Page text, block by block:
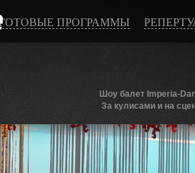
ПРОГРАММЫ
Шоу балет Imperia-
За кулисами и на